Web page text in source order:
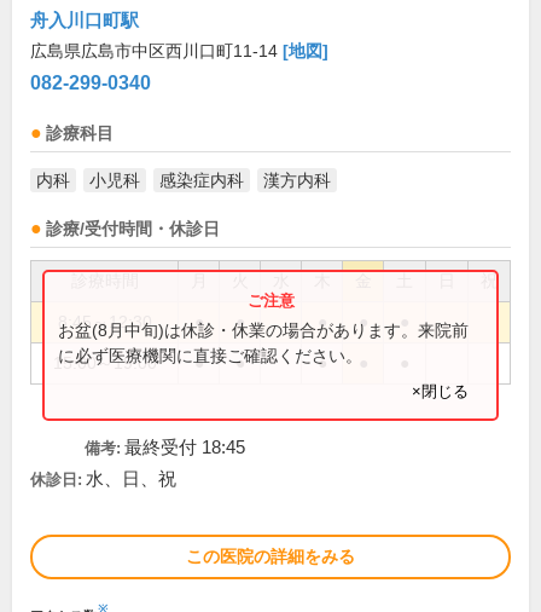
舟入川口町駅
広島県広島市中区西川口町11-14 [地図]
082-299-0340
診療科目
内科 小児科 感染症内科 漢方内科
診療/受付時間・休診日
祝
8:45～12:30 ● ● ● ●
15:00～19:00 ● ● ●
お盆(8月中旬)は休診・休業の場合があります。来院前
に必ず医療機関に直接ご確認ください。
×閉じる
備考: 最終受付 18:45
休診日: 水、日、祝
この医院の詳細をみる